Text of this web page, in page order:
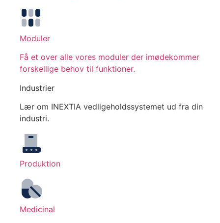
Moduler
Få et over alle vores moduler der imødekommer
forskellige behov til funktioner.
Industrier
Lær om INEXTIA vedligeholdssystemet ud fra din
industri.
Produktion
Medicinal